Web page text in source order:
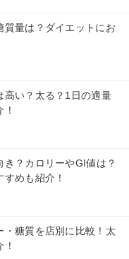
質量は？ダイエットにお
高い？太る？1日の適量
？カロリーやGI値は？
めも紹介！
・糖質を店別に比較！太